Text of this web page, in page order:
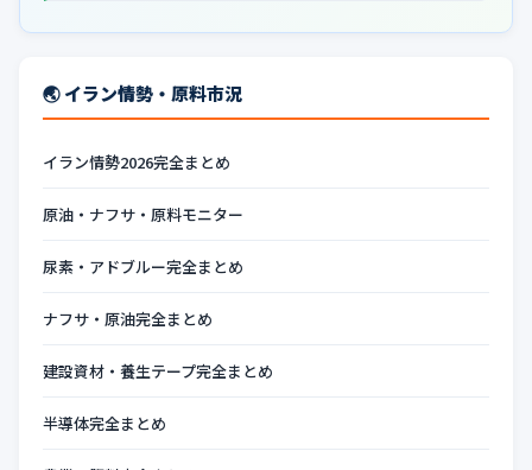
🌏 イラン情勢・原料市況
イラン情勢2026完全まとめ
原油・ナフサ・原料モニター
尿素・アドブルー完全まとめ
ナフサ・原油完全まとめ
建設資材・養生テープ完全まとめ
半導体完全まとめ